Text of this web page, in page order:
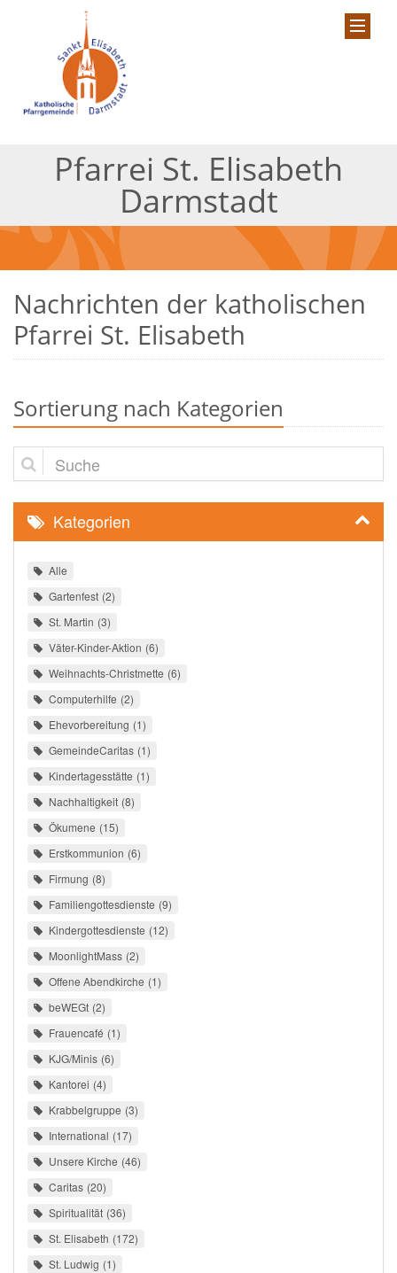
Pfarrei St. Elisabeth
Darmstadt
Nachrichten der katholischen
Pfarrei St. Elisabeth
Sortierung nach Kategorien
Suche
Kategorien
Alle
Gartenfest 2
St. Martin 3
Väter-Kinder-Aktion 6
Weihnachts-Christmette 6
Computerhilfe 2
Ehevorbereitung 1
GemeindeCaritas 1
Kindertagesstätte 1
Nachhaltigkeit 8
Ökumene 15
Erstkommunion 6
Firmung 8
Familiengottesdienste 9
Kindergottesdienste 12
MoonlightMass 2
Offene Abendkirche 1
beWEGt 2
Frauencafé 1
KJG/Minis 6
Kantorei 4
Krabbelgruppe 3
International 17
Unsere Kirche 46
Caritas 20
Spiritualität 36
St. Elisabeth 172
St. Ludwig 1